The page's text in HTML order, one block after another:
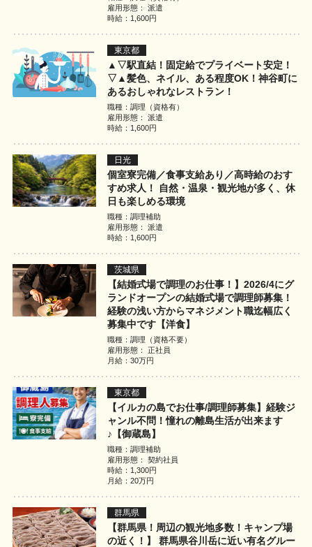
雇用形態： 派遣
時給：1,600円
東京都
▲▽駅直結！固定給でプライベート安定！
▽▲髪色、ネイル、ある程度OK！神谷町に
あるおしゃれなレストラン！
職種：調理（資格有）
雇用形態： 派遣
時給：1,600円
日光
個室寮完備／食事支給あり／高時給のおす
すめ求人！ 自然・温泉・観光地が多く、休
日も楽しめる環境
職種：調理補助
雇用形態： 派遣
時給：1,600円
茨城県
【結婚式場で調理のお仕事！】2026/4にグ
ランドオープンの結婚式場で調理師募集！
経験の浅い方からマネジメント職迄幅広く
募集中です【洋食】
職種：調理（資格不要）
雇用形態： 正社員
月給：30万円
東京都
【イルカの島でお仕事/調理師募集】経験ジ
ャンル不問！憧れの離島生活が出来ます
♪【御蔵島】
職種：調理補助
雇用形態： 契約社員
時給：1,300円
月給：20万円
群馬県
【群馬県！周辺の観光地多数！キャンプ場
の近く！】 群馬県谷川岳に近い有名グルー